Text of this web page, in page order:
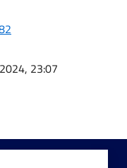
23:07